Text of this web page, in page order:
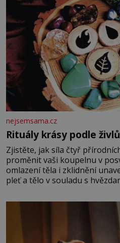
nejsemsama.cz
Rituály krásy podle živlů
Zjistěte, jak síla čtyř
proměnit vaši koupelnu v
omlazení těla i zklidnění
pleť a tělo v souladu s
povaze, ale i v potřebách
Ženy narozené ve znamení
nesou žár, odvahu a